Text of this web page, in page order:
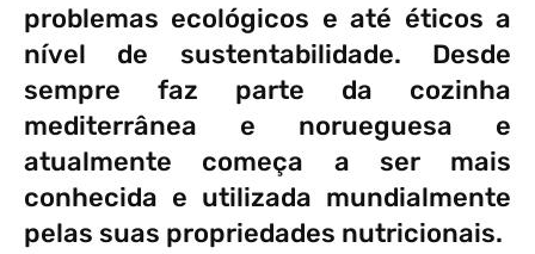
problemas ecológicos e até éticos a
nível de sustentabilidade. Desde
sempre faz parte da cozinha
mediterrânea e norueguesa e
atualmente começa a ser mais
conhecida e utilizada mundialmente
pelas suas propriedades nutricionais.